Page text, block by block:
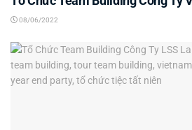
08/06/2022